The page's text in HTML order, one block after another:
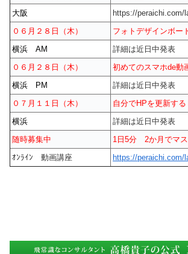
大阪
https://peraichi.com/
０６月２８日（木）
フォトデザインボー
横浜 AM
詳細は近日中発表
０６月２８日（木）
初めてのスマホde動
横浜 PM
詳細は近日中発表
０７月１１日（木）
自分でHPを更新す
横浜
詳細は近日中発表
随時募集中
1日5分 2か月でマ
ｵﾝﾗｲﾝ 動画講座
https://peraichi.com/